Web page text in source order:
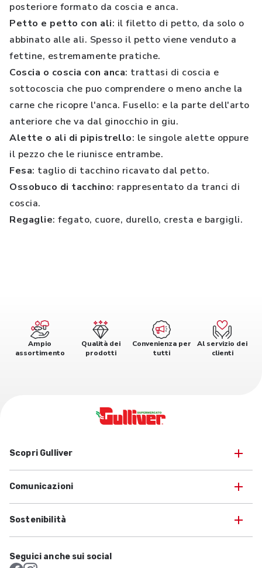
posteriore formato da coscia e anca.
Petto e petto con ali: il filetto di petto, da solo o
abbinato alle ali. Spesso il petto viene venduto a
fettine, estremamente pratiche.
Coscia o coscia con anca: trattasi di coscia e
sottocoscia che puo comprendere o meno anche la
carne che ricopre l'anca. Fusello: e la parte dell'arto
anteriore che va dal ginocchio in giu.
Alette o ali di pipistrello: le singole alette oppure
il pezzo che le riunisce entrambe.
Fesa: taglio di tacchino ricavato dal petto.
Ossobuco di tacchino: rappresentato da tranci di
coscia.
Regaglie: fegato, cuore, durello, cresta e bargigli.
Ampio
assortimento
Qualità dei
prodotti
Convenienza per
tutti
Al servizio dei
clienti
Scopri Gulliver
Comunicazioni
Sostenibilità
Seguici anche sui social